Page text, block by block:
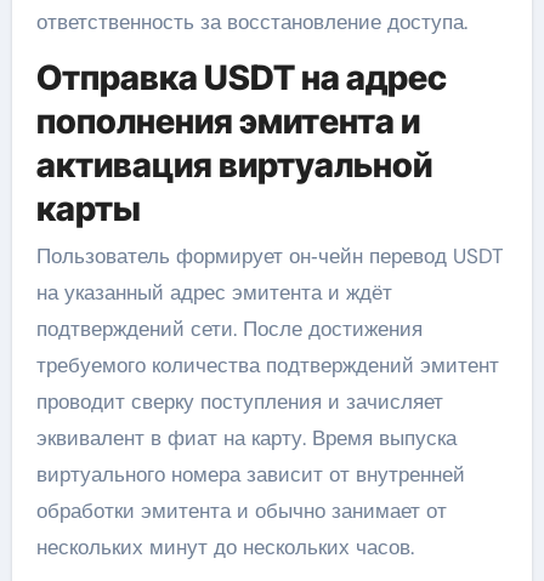
ответственность за восстановление доступа.
Отправка USDT на адрес
пополнения эмитента и
активация виртуальной
карты
Пользователь формирует он‑чейн перевод USDT
на указанный адрес эмитента и ждёт
подтверждений сети. После достижения
требуемого количества подтверждений эмитент
проводит сверку поступления и зачисляет
эквивалент в фиат на карту. Время выпуска
виртуального номера зависит от внутренней
обработки эмитента и обычно занимает от
нескольких минут до нескольких часов.